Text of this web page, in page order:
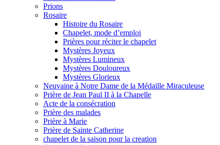
Prions
Rosaire
Histoire du Rosaire
Chapelet, mode d’emploi
Prières pour réciter le chapelet
Mystères Joyeux
Mystères Lumineux
Mystères Douloureux
Mystères Glorieux
Neuvaine à Notre Dame de la Médaille Miraculeuse
Prière de Jean Paul II à la Chapelle
Acte de la consécration
Prière des malades
Prière à Marie
Prière de Sainte Catherine
chapelet de la saison pour la creation